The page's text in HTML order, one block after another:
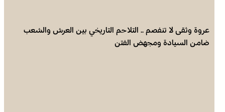
عروة وثقى لا تنفصم .. التلاحم التاريخي بين العرش والشعب
ضامن السيادة ومجهض الفتن